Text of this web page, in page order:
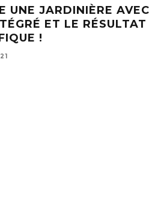
UNE JARDINIÈRE AVEC
ET LE RÉSULTAT
!